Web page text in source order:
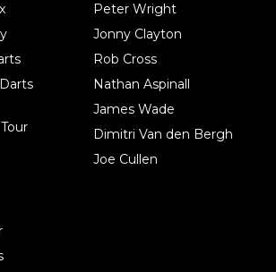
Peter Wright
Jonny Clayton
Rob Cross
Nathan Aspinall
James Wade
Dimitri Van den Bergh
Joe Cullen